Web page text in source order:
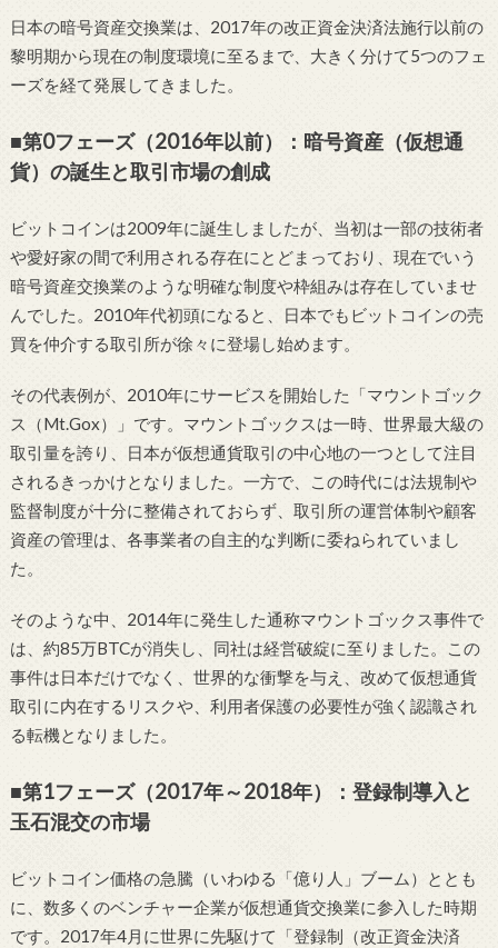
日本の暗号資産交換業は、2017年の改正資金決済法施行以前の
黎明期から現在の制度環境に至るまで、大きく分けて5つのフェ
ーズを経て発展してきました。
■第0フェーズ（2016年以前）：暗号資産（仮想通
貨）の誕生と取引市場の創成
ビットコインは2009年に誕生しましたが、当初は一部の技術者
や愛好家の間で利用される存在にとどまっており、現在でいう
暗号資産交換業のような明確な制度や枠組みは存在していませ
んでした。2010年代初頭になると、日本でもビットコインの売
買を仲介する取引所が徐々に登場し始めます。
その代表例が、2010年にサービスを開始した「マウントゴック
ス（Mt.Gox）」です。マウントゴックスは一時、世界最大級の
取引量を誇り、日本が仮想通貨取引の中心地の一つとして注目
されるきっかけとなりました。一方で、この時代には法規制や
監督制度が十分に整備されておらず、取引所の運営体制や顧客
資産の管理は、各事業者の自主的な判断に委ねられていまし
た。
そのような中、2014年に発生した通称マウントゴックス事件で
は、約85万BTCが消失し、同社は経営破綻に至りました。この
事件は日本だけでなく、世界的な衝撃を与え、改めて仮想通貨
取引に内在するリスクや、利用者保護の必要性が強く認識され
る転機となりました。
■第1フェーズ（2017年～2018年）：登録制導入と
玉石混交の市場
ビットコイン価格の急騰（いわゆる「億り人」ブーム）ととも
に、数多くのベンチャー企業が仮想通貨交換業に参入した時期
です。2017年4月に世界に先駆けて「登録制（改正資金決済